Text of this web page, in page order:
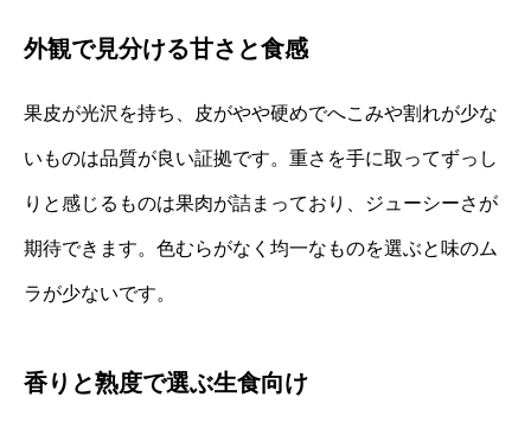
外観で見分ける甘さと食感
果皮が光沢を持ち、皮がやや硬めでへこみや割れが少な
いものは品質が良い証拠です。重さを手に取ってずっし
りと感じるものは果肉が詰まっており、ジューシーさが
期待できます。色むらがなく均一なものを選ぶと味のム
ラが少ないです。
香りと熟度で選ぶ生食向け